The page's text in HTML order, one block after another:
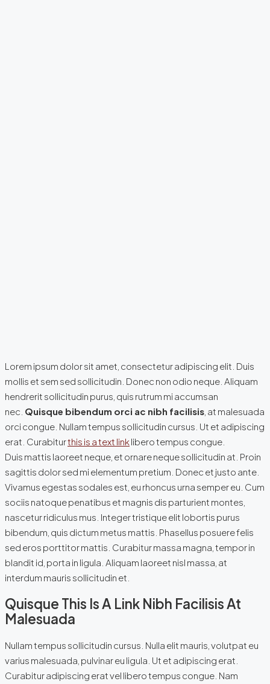
Lorem ipsum dolor sit amet, consectetur adipiscing elit. Duis
mollis et sem sed sollicitudin. Donec non odio neque. Aliquam
hendrerit sollicitudin purus, quis rutrum mi accumsan
nec. Quisque bibendum orci ac nibh facilisis , at malesuada
orci congue. Nullam tempus sollicitudin cursus. Ut et adipiscing
erat. Curabiturthis is a text linklibero tempus congue.
Duis mattis laoreet neque, et ornare neque sollicitudin at. Proin
sagittis dolor sed mi elementum pretium. Donec et justo ante.
Vivamus egestas sodales est, eu rhoncus urna semper eu. Cum
sociis natoque penatibus et magnis dis parturient montes,
nascetur ridiculus mus. Integer tristique elit lobortis purus
bibendum, quis dictum metus mattis. Phasellus posuere felis
sed eros porttitor mattis. Curabitur massa magna, tempor in
blandit id, porta in ligula. Aliquam laoreet nisl massa, at
interdum mauris sollicitudin et.
Quisque This Is A Link Nibh Facilisis At
Malesuada
Nullam tempus sollicitudin cursus. Nulla elit mauris, volutpat eu
varius malesuada, pulvinar eu ligula. Ut et adipiscing erat.
Curabitur adipiscing erat vel libero tempus congue. Nam